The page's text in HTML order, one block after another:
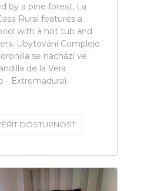
by a pine forest, La
Rural features a
with a hot tub and
Ubytování Complejo
se nachází ve
de la Vera
- Extremadura).
DOSTUPNOST